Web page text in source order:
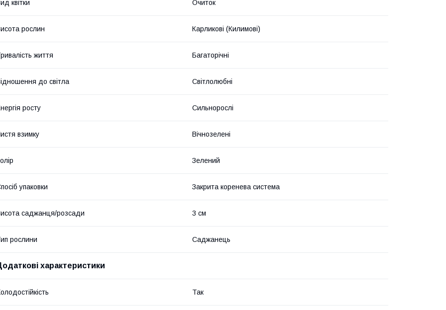
квітки Очиток
рослин Карликові (Килимові)
життя Багаторічні
до світла Світлолюбні
росту Сильнорослі
взимку Вічнозелені
Зелений
упаковки Закрита коренева система
саджанця/розсади 3 см
рослини Саджанець
характеристики
Так